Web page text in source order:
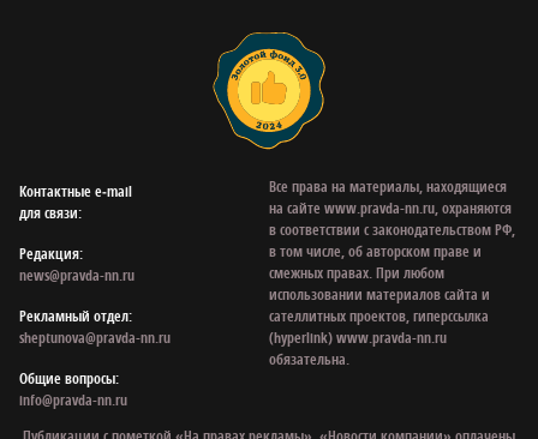
Контактные e‑mail
для связи:
Редакция:
news@pravda-nn.ru
Рекламный отдел:
sheptunova@pravda-nn.ru
Общие вопросы:
info@pravda-nn.ru
Все права на материалы, находящиеся
на сайте www.pravda-nn.ru, охраняются
в соответствии с законодательством РФ,
в том числе, об авторском праве и
смежных правах. При любом
использовании материалов сайта и
сателлитных проектов, гиперссылка
(hyperlink) www.pravda-nn.ru
обязательна.